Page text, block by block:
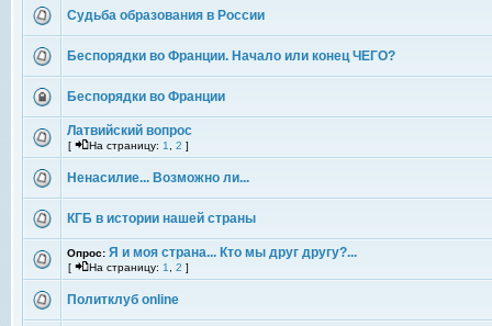
Судьба образования в России
Беспорядки во Франции. Начало или конец ЧЕГО?
Беспорядки во Франции
Латвийский вопрос
[ На страницу: 1 2 ]
Ненасилие... Возможно ли...
КГБ в истории нашей страны
Опрос: Я и моя страна... Кто мы друг другу?...
[ На страницу: 1 2 ]
Политклуб online